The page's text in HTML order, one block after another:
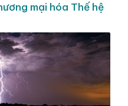
mại hóa Thế hệ